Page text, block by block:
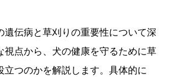
セ
遺伝病と草刈りの重要性について深
視点から、犬の健康を守るために草
立つのかを解説します。具体的に